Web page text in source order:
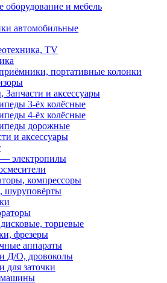
оборудование и мебель
автомобильные
TV
портативные колонки
Запчасти и аксессуары
3-ёх колёсные
4-ёх колёсные
дорожные
и аксессуары
— электропилы
компрессоры
шуруповёрты
торцевые
фрезеры
аппараты
Д/О, дровоколы
для заточки